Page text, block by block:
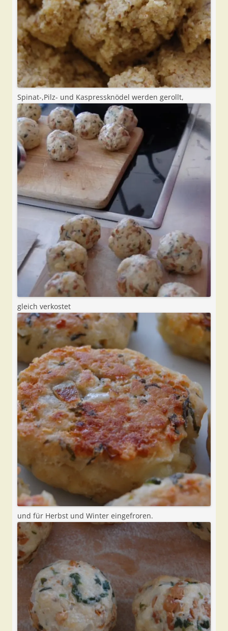
Spinat-,Pilz- und Kaspressknödel werden gerollt,
gleich verkostet
und für Herbst und Winter eingefroren.